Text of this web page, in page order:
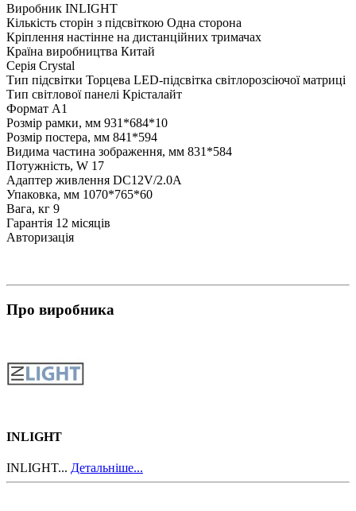
Виробник INLIGHT
Кількість сторін з підсвіткою Одна сторона
Кріплення настінне на дистанційних тримачах
Країна виробництва Китай
Серія Crystal
Тип підсвітки Торцева LED-підсвітка світлорозсіючої матриці
Тип світлової панелі Крісталайт
Формат А1
Розмір рамки, мм 931*684*10
Розмір постера, мм 841*594
Видима частина зображення, мм 831*584
Потужність, W 17
Адаптер живлення DC12V/2.0A
Упаковка, мм 1070*765*60
Вага, кг 9
Гарантія 12 місяців
Авторизація
Про виробника
INLIGHT
INLIGHT... Детальніше...